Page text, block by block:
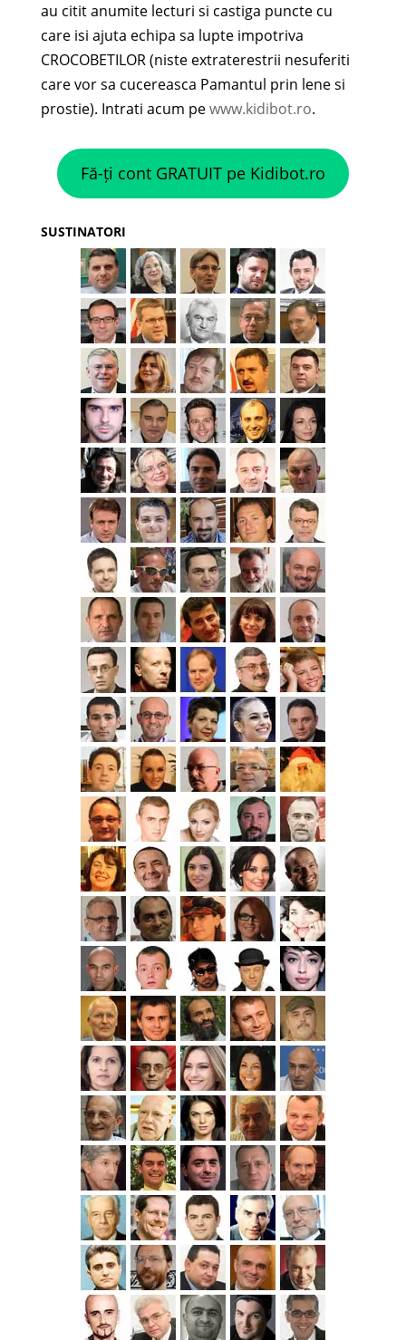
au citit anumite lecturi si castiga puncte cu
care isi ajuta echipa sa lupte impotriva
CROCOBETILOR (niste extraterestrii nesuferiti
care vor sa cucereasca Pamantul prin lene si
prostie). Intrati acum pewww.kidibot.ro.
Fă-ți cont GRATUIT pe Kidibot.ro
SUSTINATORI